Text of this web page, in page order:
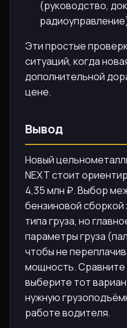
(руководство,
Эти простые
ситуаций, когда
дополнительной
цене.
Вывод
Новый
NEXT стоит
4,35 млн ₽. Выбор
бензиновой сборкой
типа груза, но
параметры груза
чтобы не
мощность.
выберите тот
нужную
работе водителя.